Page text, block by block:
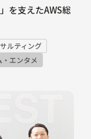
を支えたAWS総
ルティング
・エンタメ